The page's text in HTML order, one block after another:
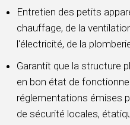
Entretien des petits
chauffage, de la
l'électricité, de la
Garantit que la structure
en bon état de
réglementations émises
de sécurité locales,